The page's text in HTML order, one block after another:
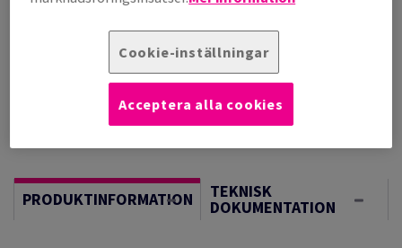
PRODUKTINFORMATION TEKNISK
DOKUMENTATION
Cookie-inställningar
Acceptera alla cookies